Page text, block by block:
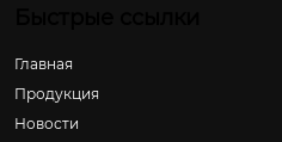
Главная
Продукция
Новости